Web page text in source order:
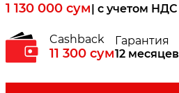
1 130 000 сум| c учетом НДС
Cashback
11 300 сум
Гарантия
12 месяцев